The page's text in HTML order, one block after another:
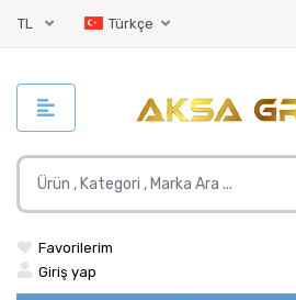
TL Türkçe
Favorilerim
Giriş yap